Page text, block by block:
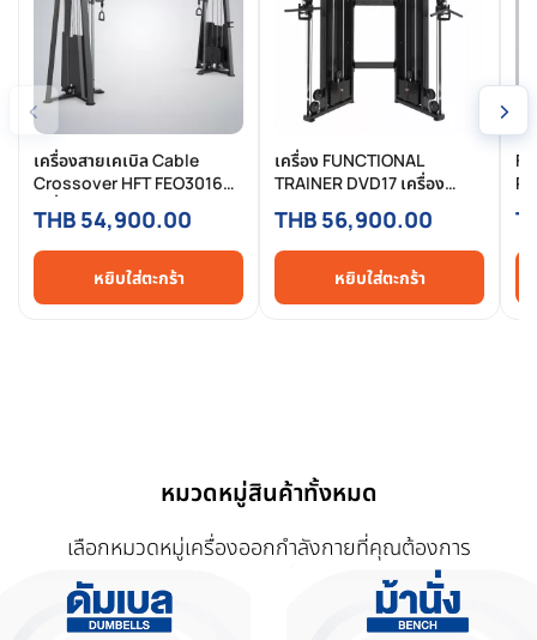
‹
เครื่องสายเคเบิล Cable
Crossover HFT FEO3016
Commercial Dual
Adjustable 95kg x2
THB 54,900.00
หยิบใส่ตะกร้า
เครื่อง FUNCTIONAL
TRAINER DVD17 เครื่อง
Commercial ขนาดกะทัดรัด
สำหรับฟิตเนสและงาน
THB 56,900.00
หยิบใส่ตะกร้า
›
หมวดหมู่สินค้าทั้งหมด
เลือกหมวดหมู่เครื่องออกกำลังกายที่คุณต้องการ